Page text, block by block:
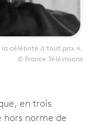
la célébrité à tout prix ».
© France Télévisions
en trois
hors norme de